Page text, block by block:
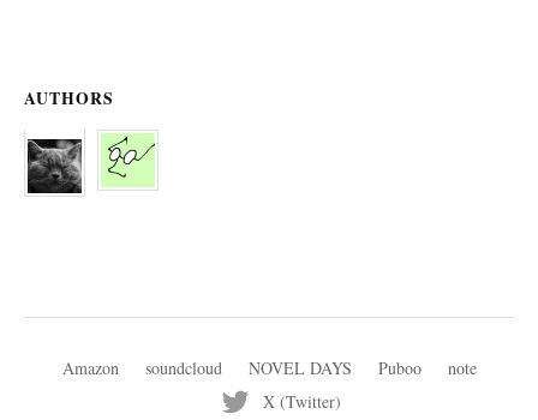
AUTHORS
Amazon soundcloud NOVEL DAYS Puboo
note
X (Twitter)